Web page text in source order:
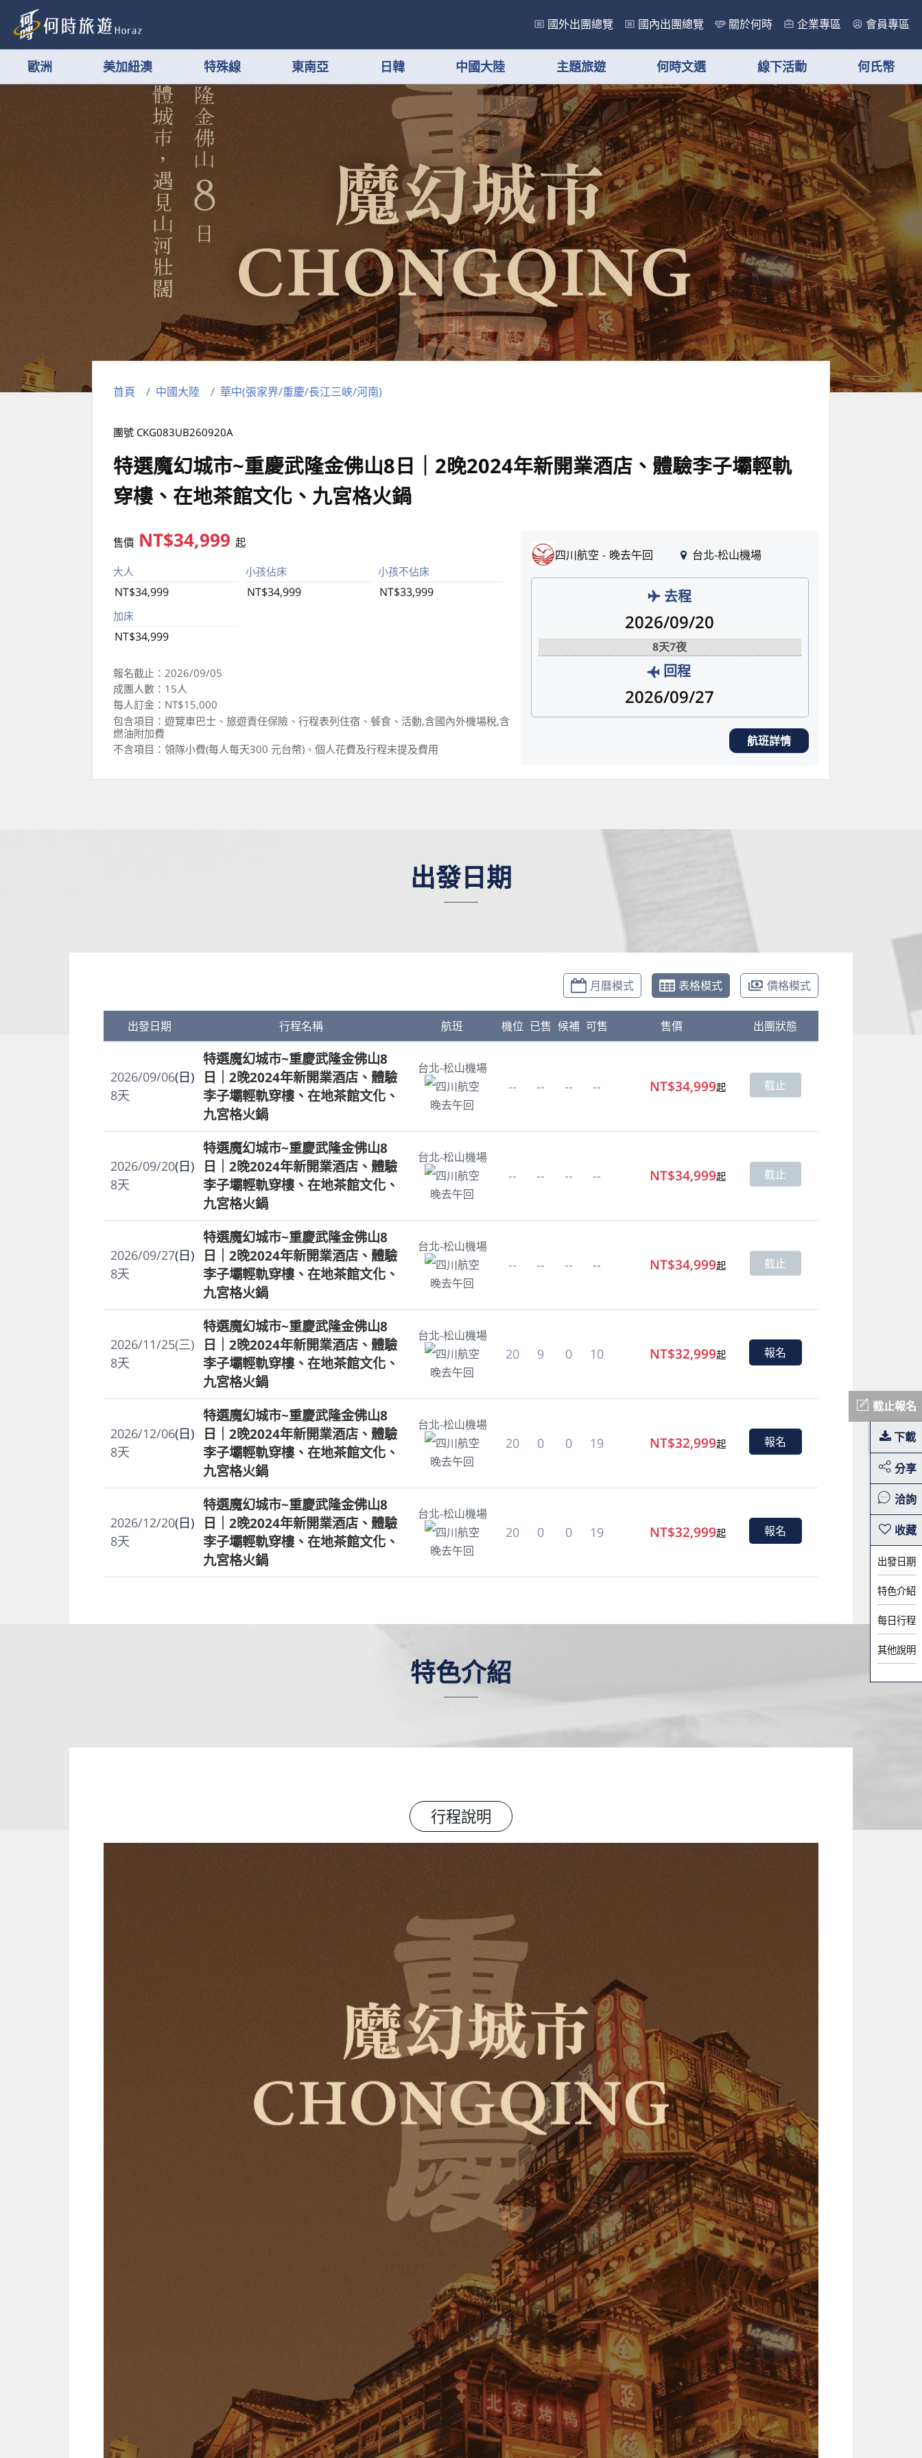
國外出團總覽 國內出團總覽 關於何時 企業專區 會員專區
歐洲 美加紐澳 特殊線 東南亞 日韓 中國大陸 主題旅遊 何時文選 線下活動 何氏幣
截止報名
下載
分享
洽詢
特色介紹
每日行程
其他說明
出發日期
首頁 中國大陸 華中(張家界/重慶/長江三峽/河南)
團號 CKG083UB260920A
特選魔幻城市~重慶武隆金佛山8日｜2晚2024年新開業酒店、體驗李子壩輕軌
穿樓、在地茶館文化、九宮格火鍋
售價 NT$34,999起
大人
NT$34,999
小孩佔床
NT$34,999
小孩不佔床
NT$33,999
加床
NT$34,999
報名截止：2026/09/05
成團人數：15人
每人訂金：NT$15,000
包含項目：遊覽車巴士、旅遊責任保險、行程表列住宿、餐食、活動,含國內外機場稅,含
燃油附加費
不含項目：領隊小費(每人每天300 元台幣)、個人花費及行程未提及費用
四川航空 晚去午回 台北-松山機場
去程
2026/09/20
8天7夜
回程
2026/09/27
航班詳情
特色介紹
行程說明
出發日期
月曆模式 表格模式 價格模式
出發日期 行程名稱 航班 機位 已售 候補 可售 售價 出團狀態
2026/09/06(日)
8天
特選魔幻城市~重慶武隆金佛山8
日｜2晚2024年新開業酒店、體驗
李子壩輕軌穿樓、在地茶館文化、
九宮格火鍋
台北-松山機場
四川航空
晚去午回
-- -- -- -- NT$34,999起 截止
2026/09/20(日)
8天
特選魔幻城市~重慶武隆金佛山8
日｜2晚2024年新開業酒店、體驗
李子壩輕軌穿樓、在地茶館文化、
九宮格火鍋
台北-松山機場
四川航空
晚去午回
-- -- -- -- NT$34,999起 截止
2026/09/27(日)
8天
特選魔幻城市~重慶武隆金佛山8
日｜2晚2024年新開業酒店、體驗
李子壩輕軌穿樓、在地茶館文化、
九宮格火鍋
台北-松山機場
四川航空
晚去午回
-- -- -- -- NT$34,999起 截止
2026/11/25(三)
8天
特選魔幻城市~重慶武隆金佛山8
日｜2晚2024年新開業酒店、體驗
李子壩輕軌穿樓、在地茶館文化、
九宮格火鍋
台北-松山機場
四川航空
晚去午回
20 9 0 10 NT$32,999起 報名
2026/12/06(日)
8天
特選魔幻城市~重慶武隆金佛山8
日｜2晚2024年新開業酒店、體驗
李子壩輕軌穿樓、在地茶館文化、
九宮格火鍋
台北-松山機場
四川航空
晚去午回
20 0 0 19 NT$32,999起 報名
2026/12/20(日)
8天
特選魔幻城市~重慶武隆金佛山8
日｜2晚2024年新開業酒店、體驗
李子壩輕軌穿樓、在地茶館文化、
九宮格火鍋
台北-松山機場
四川航空
晚去午回
20 0 0 19 NT$32,999起 報名